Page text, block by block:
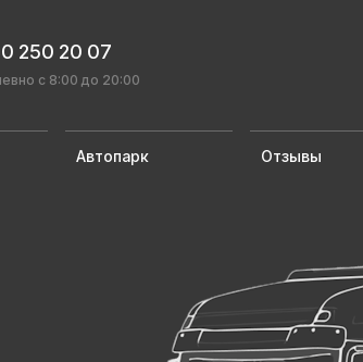
250 20 07
с 8:00 до 20:00
Автопарк Отзывы